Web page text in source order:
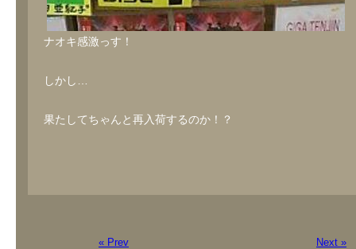
ナオキ感激っす！
しかし…
果たしてちゃんと再入荷するのか！？
« Prev Next »